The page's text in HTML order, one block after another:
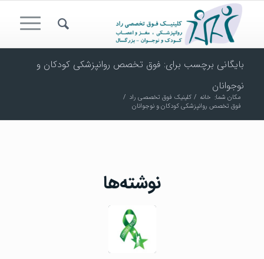
بایگانی برچسب برای: فوق تخصص روانپزشکی کودکان و
نوجوانان
مکان شما: خانه / کلینیک فوق تخصصی راد /
فوق تخصص روانپزشکی کودکان و نوجوانان
نوشته‌ها